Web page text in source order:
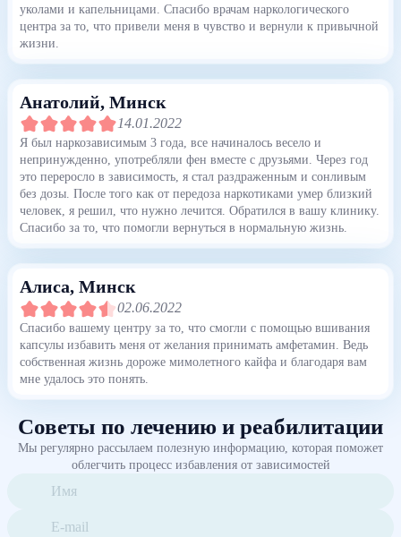
уколами и капельницами. Спасибо врачам наркологического
центра за то, что привели меня в чувство и вернули к привычной
жизни.
Анатолий, Минск
14.01.2022
Я был наркозависимым 3 года, все начиналось весело и
непринужденно, употребляли фен вместе с друзьями. Через год
это переросло в зависимость, я стал раздраженным и сонливым
без дозы. После того как от передоза наркотиками умер близкий
человек, я решил, что нужно лечится. Обратился в вашу клинику.
Спасибо за то, что помогли вернуться в нормальную жизнь.
Алиса, Минск
02.06.2022
Спасибо вашему центру за то, что смогли с помощью вшивания
капсулы избавить меня от желания принимать амфетамин. Ведь
собственная жизнь дороже мимолетного кайфа и благодаря вам
мне удалось это понять.
Советы по лечению и реабилитации
Мы регулярно рассылаем полезную информацию, которая поможет
облегчить процесс избавления от зависимостей